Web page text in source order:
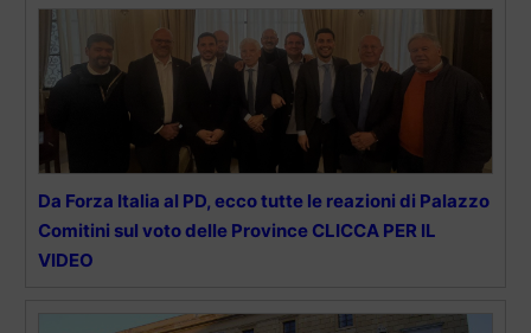
Da Forza Italia al PD, ecco tutte le reazioni di Palazzo
Comitini sul voto delle Province CLICCA PER IL
VIDEO